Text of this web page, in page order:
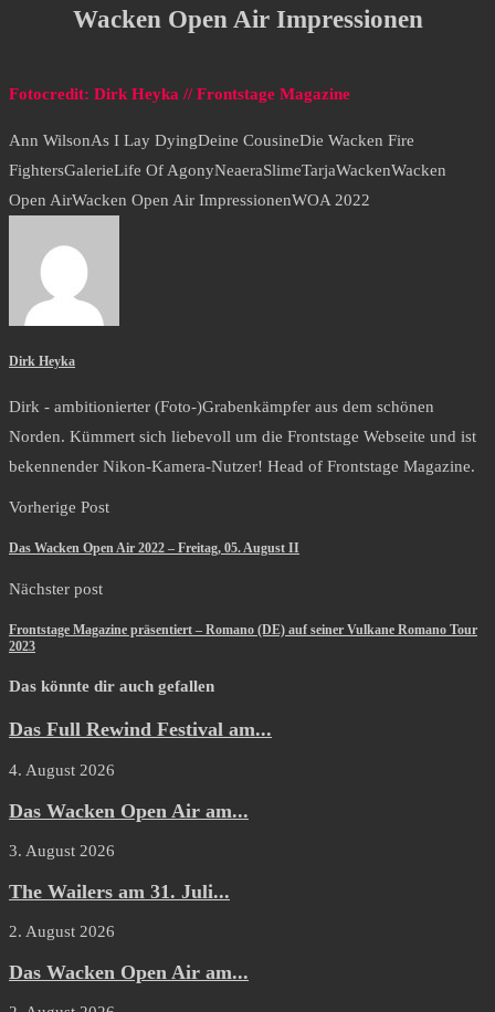
Wacken Open Air Impressionen
Fotocredit: Dirk Heyka // Frontstage Magazine
Ann WilsonAs I Lay DyingDeine CousineDie Wacken Fire
FightersGalerieLife Of AgonyNeaeraSlimeTarjaWackenWacken
Open AirWacken Open Air ImpressionenWOA 2022
Dirk Heyka
Dirk - ambitionierter (Foto-)Grabenkämpfer aus dem schönen
Norden. Kümmert sich liebevoll um die Frontstage Webseite und ist
bekennender Nikon-Kamera-Nutzer! Head of Frontstage Magazine.
Vorherige Post
Das Wacken Open Air 2022 – Freitag, 05. August II
Nächster post
Frontstage Magazine präsentiert – Romano (DE) auf seiner Vulkane Romano Tour
2023
Das könnte dir auch gefallen
Das Full Rewind Festival am...
4. August 2026
Das Wacken Open Air am...
3. August 2026
The Wailers am 31. Juli...
2. August 2026
Das Wacken Open Air am...